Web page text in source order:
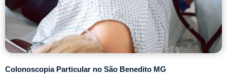
Colonoscopia Particular no São Benedito MG